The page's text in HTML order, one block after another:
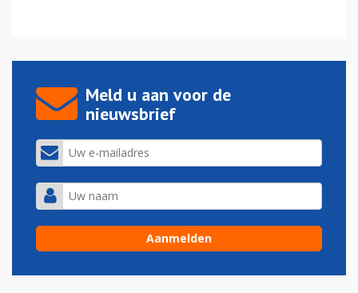
Meld u aan voor de
nieuwsbrief